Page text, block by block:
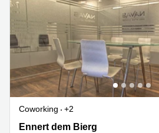
Coworking
+2
2b Ennert dem Bierg, Sandweiler
Ennert dem Bierg